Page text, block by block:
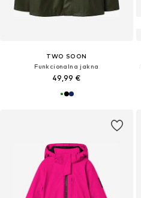
TWO SOON
Funkcionalna jakna
49,99 €